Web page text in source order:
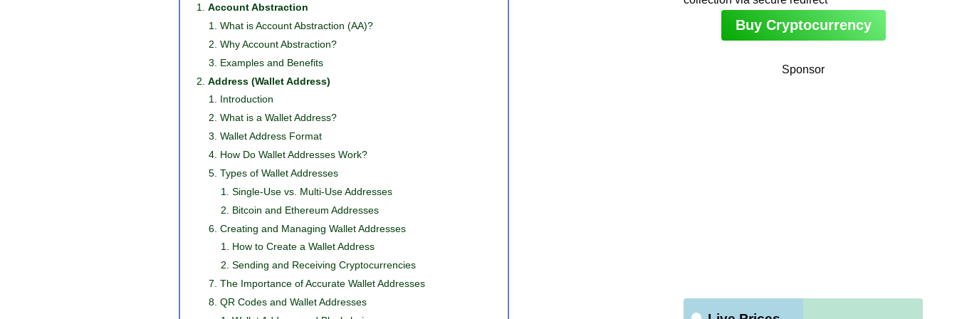
Account Abstraction
What is Account Abstraction (AA)?
Why Account Abstraction?
Examples and Benefits
Address (Wallet Address)
Introduction
What is a Wallet Address?
Wallet Address Format
How Do Wallet Addresses Work?
Types of Wallet Addresses
Single-Use vs. Multi-Use Addresses
Bitcoin and Ethereum Addresses
Creating and Managing Wallet Addresses
How to Create a Wallet Address
Sending and Receiving Cryptocurrencies
The Importance of Accurate Wallet Addresses
QR Codes and Wallet Addresses
Buy Cryptocurrency
Sponsor